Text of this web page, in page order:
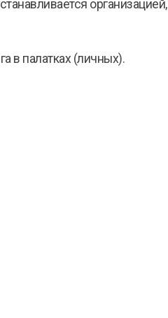
организацией,
в палатках (личных).